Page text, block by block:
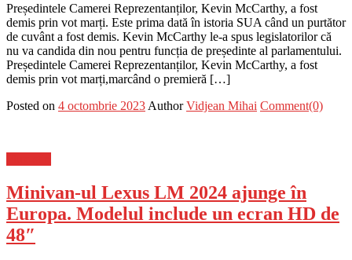
Președintele Camerei Reprezentanților, Kevin McCarthy, a fost
demis prin vot marți. Este prima dată în istoria SUA când un purtător
de cuvânt a fost demis. Kevin McCarthy le-a spus legislatorilor că
nu va candida din nou pentru funcția de președinte al parlamentului.
Președintele Camerei Reprezentanților, Kevin McCarthy, a fost
demis prin vot marți,marcând o premieră […]
Posted on 4 octombrie 2023 Author Vidjean Mihai Comment(0)
Minivan-ul Lexus LM 2024 ajunge în
Europa. Modelul include un ecran HD de
48″